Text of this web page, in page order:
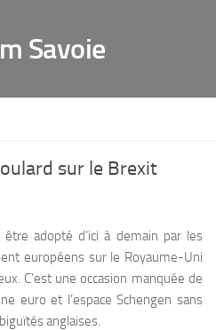
Savoie
sur le Brexit
être adopté d’ici à demain par les
européens sur le Royaume-Uni
C’est une occasion manquée de
euro et l’espace Schengen sans
anglaises.